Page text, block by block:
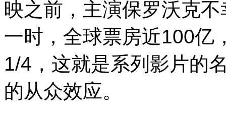
映之前，主演保罗沃克
一时，全球票房近100亿
1/4，这就是系列影片的
的从众效应。